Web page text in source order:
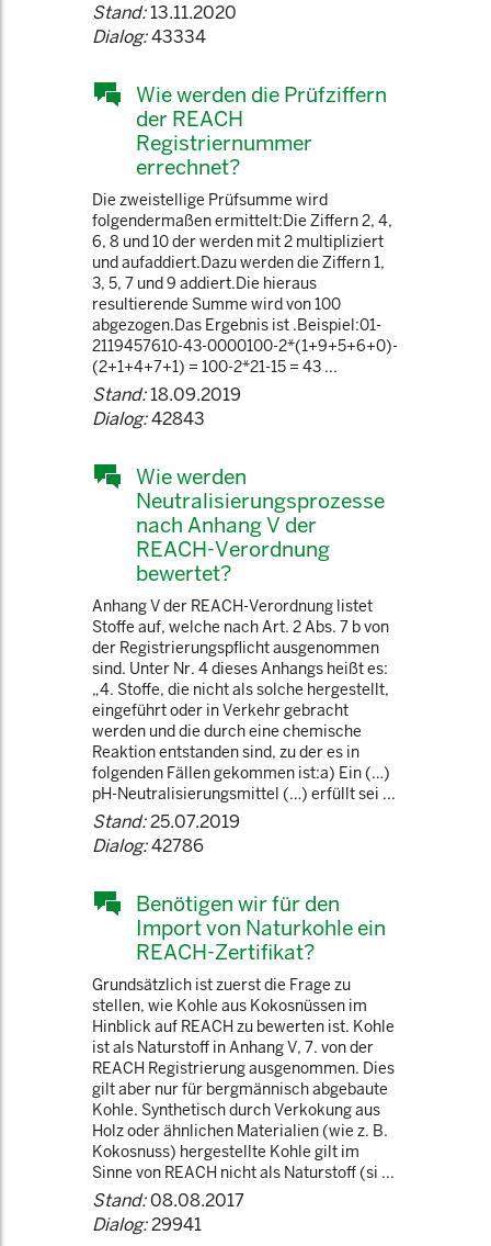
Stand:13.11.2020
Dialog:43334
Wie werden die Prüfziffern
der REACH
Registriernummer
errechnet?
Die zweistellige Prüfsumme wird
folgendermaßen ermittelt:Die Ziffern 2, 4,
6, 8 und 10 der werden mit 2 multipliziert
und aufaddiert.Dazu werden die Ziffern 1,
3, 5, 7 und 9 addiert.Die hieraus
resultierende Summe wird von 100
abgezogen.Das Ergebnis ist .Beispiel:01-
2119457610-43-0000100-2*(1+9+5+6+0)-
(2+1+4+7+1) = 100-2*21-15 = 43 ...
Stand:18.09.2019
Dialog:42843
Wie werden
Neutralisierungsprozesse
nach Anhang V der
REACH-Verordnung
bewertet?
Anhang V der REACH-Verordnung listet
Stoffe auf, welche nach Art. 2 Abs. 7 b von
der Registrierungspflicht ausgenommen
sind. Unter Nr. 4 dieses Anhangs heißt es:
„4. Stoffe, die nicht als solche hergestellt,
eingeführt oder in Verkehr gebracht
werden und die durch eine chemische
Reaktion entstanden sind, zu der es in
folgenden Fällen gekommen ist:a) Ein (…)
pH-Neutralisierungsmittel (…) erfüllt sei ...
Stand:25.07.2019
Dialog:42786
Benötigen wir für den
Import von Naturkohle ein
REACH-Zertifikat?
Grundsätzlich ist zuerst die Frage zu
stellen, wie Kohle aus Kokosnüssen im
Hinblick auf REACH zu bewerten ist. Kohle
ist als Naturstoff in Anhang V, 7. von der
REACH Registrierung ausgenommen. Dies
gilt aber nur für bergmännisch abgebaute
Kohle. Synthetisch durch Verkokung aus
Holz oder ähnlichen Materialien (wie z. B.
Kokosnuss) hergestellte Kohle gilt im
Sinne von REACH nicht als Naturstoff (si ...
Stand:08.08.2017
Dialog:29941